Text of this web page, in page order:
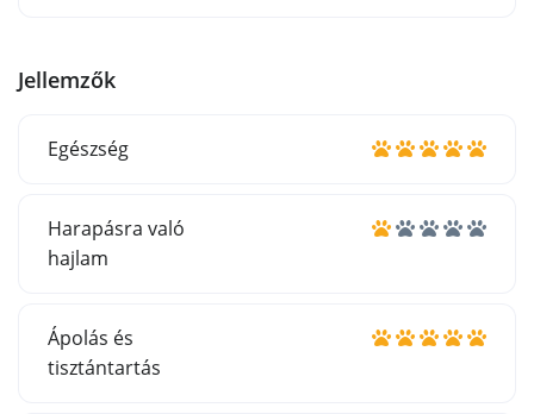
Jellemzők
Egészség
Harapásra való
hajlam
Ápolás és
tisztántartás